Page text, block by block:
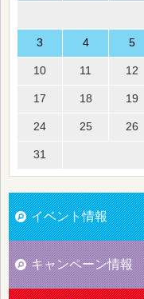
3 4 5
10 11 12
17 18 19
24 25 26
31
イベント情報
キャンペーン情報